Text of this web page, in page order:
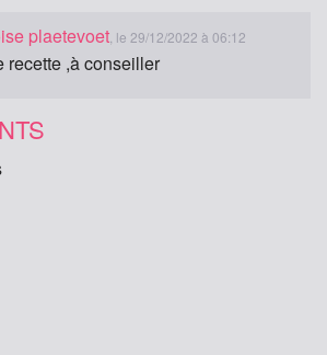
plaetevoet , le 29/12/2022 à 06:12
recette ,à conseiller